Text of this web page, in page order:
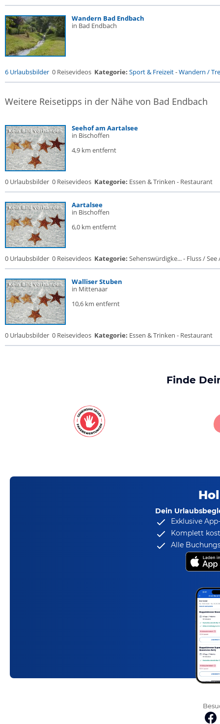
Wandern Bad Endbach
in Bad Endbach
6 Urlaubsbilder 0 Reisevideos Kategorie: Sport & Freizeit-Wandern /
Weitere Reisetipps in der Nähe von Bad Endbach
Seehof am Aartalsee
in Bischoffen
4,9 km entfernt
0 Urlaubsbilder 0 Reisevideos Kategorie: Essen & Trinken - Restaurant
Aartalsee
in Bischoffen
6,0 km entfernt
0 Urlaubsbilder 0 Reisevideos Kategorie: Sehenswürdigke... - Fluss / See
Walliser Stuben
in Mittenaar
10,6 km entfernt
0 Urlaubsbilder 0 Reisevideos Kategorie: Essen & Trinken - Restaurant
Finde
Dein
Exklusive
Komplett
Alle